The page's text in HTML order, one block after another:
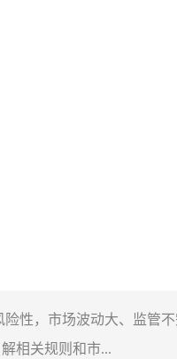
性，市场波动大、监管
相关规则和市...